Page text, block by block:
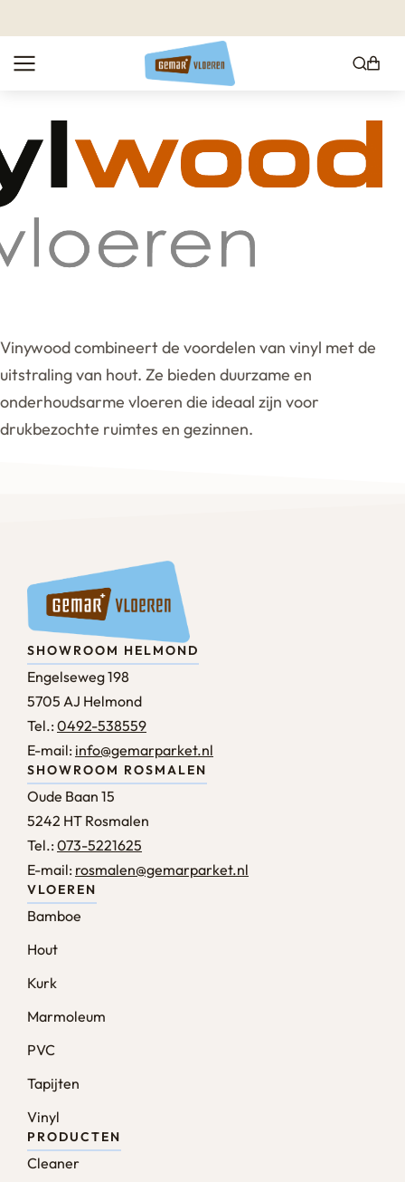
Vinywood combineert de voordelen van vinyl met de
uitstraling van hout. Ze bieden duurzame en
onderhoudsarme vloeren die ideaal zijn voor
drukbezochte ruimtes en gezinnen.
SHOWROOM HELMOND
Engelseweg 198
5705 AJ Helmond
Tel.: 0492-538559
E-mail: info@gemarparket.nl
SHOWROOM ROSMALEN
Oude Baan 15
5242 HT Rosmalen
Tel.: 073-5221625
E-mail: rosmalen@gemarparket.nl
VLOEREN
Bamboe
Hout
Kurk
Marmoleum
PVC
Tapijten
Vinyl
PRODUCTEN
Cleaner